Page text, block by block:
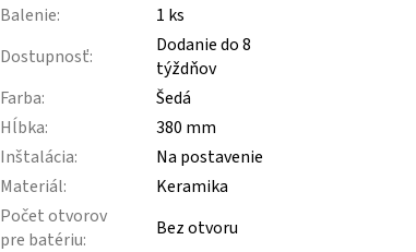
Balenie:
1 ks
Dostupnosť:
Dodanie do 8
týždňov
Farba:
Šedá
Hĺbka:
380 mm
Inštalácia:
Na postavenie
Materiál:
Keramika
Počet otvorov
pre batériu:
Bez otvoru